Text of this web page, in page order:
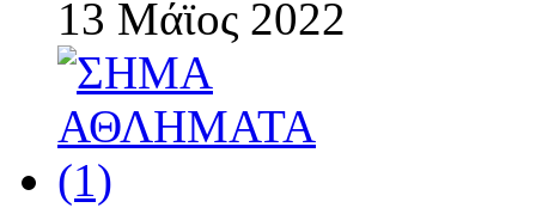
13 Μάϊος 2022